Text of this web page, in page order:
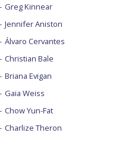
Greg Kinnear
Jennifer Aniston
Álvaro Cervantes
Christian Bale
Briana Evigan
Gaia Weiss
Chow Yun-Fat
Charlize Theron